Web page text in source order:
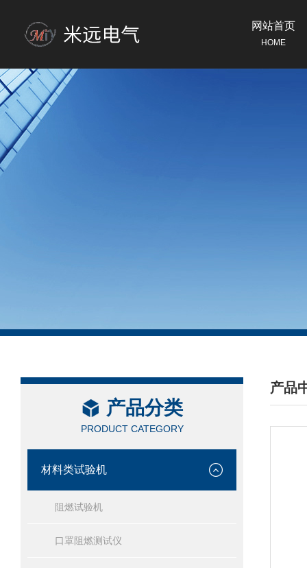
网站首页
HOME
产品分类
PRODUCT CATEGORY
材料类试验机
阻燃试验机
口罩阻燃测试仪
产品
/